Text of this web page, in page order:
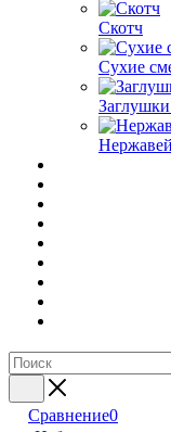
Скотч
Сухие
Сравнение0